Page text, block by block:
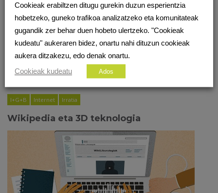
I+G+B Internet Irratia
Wikipedia eta 3D teknologia
Cookieak erabiltzen ditugu gurekin duzun esperientzia
hobetzeko, guneko trafikoa analizatzeko eta komunitateak
gugandik zer behar duen hobeto ulertzeko. "Cookieak
kudeatu" aukeraren bidez, onartu nahi dituzun cookieak
aukera ditzakezu, edo denak onartu.
Cookieak kudeatu
Ados